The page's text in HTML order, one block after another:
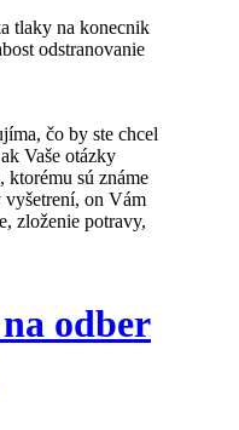
tlaky na konecnik
odstranovanie
čo by ste chcel
Vaše otázky
ktorému sú známe
on Vám
zloženie potravy,
odber